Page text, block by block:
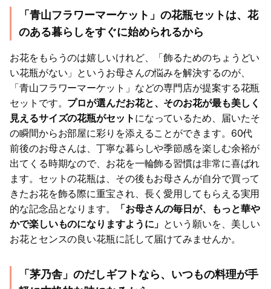
「青山フラワーマーケット」の花瓶セットは、花
のある暮らしをすぐに始められるから
お花をもらうのは嬉しいけれど、「飾るためのちょうどい
い花瓶がない」というお母さんの悩みを解決するのが、
「青山フラワーマーケット」などの専門店が提案する花瓶
セットです。 プロが選んだお花と、そのお花が最も美しく
見えるサイズの花瓶がセット になっているため、届いたそ
の瞬間からお部屋に彩りを添えることができます。60代
前後のお母さんは、丁寧な暮らしや季節感を楽しむ余裕が
出てくる時期なので、お花を一輪飾る習慣は非常に喜ばれ
ます。セットの花瓶は、その後もお母さんが自分で買って
きたお花を飾る際に重宝され、長く愛用してもらえる実用
的な記念品となります。
「お母さんの毎日が、もっと華や
かで楽しいものになりますように」 という願いを、美しい
お花とセンスの良い花瓶に託して届けてみませんか。
「茅乃舎」のだしギフトなら、いつもの料理が手